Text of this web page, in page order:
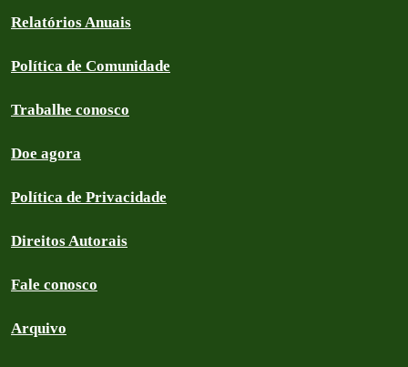
Relatórios Anuais
Política de Comunidade
Trabalhe conosco
Doe agora
Política de Privacidade
Direitos Autorais
Fale conosco
Arquivo